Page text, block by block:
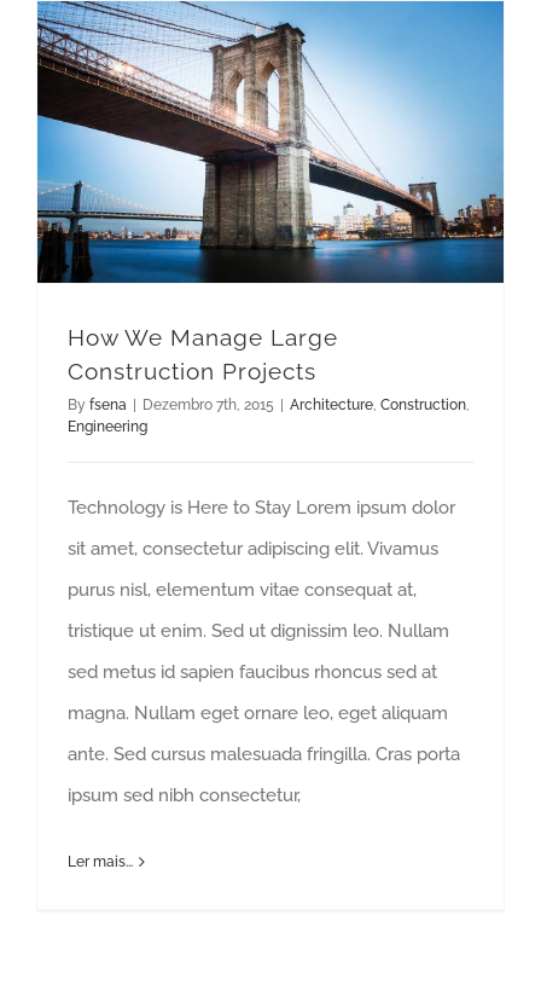
How We Manage Large
Construction Projects
By fsena | Dezembro 7th, 2015 | Architecture, Construction,
Engineering
Technology is Here to Stay Lorem ipsum dolor
sit amet, consectetur adipiscing elit. Vivamus
purus nisl, elementum vitae consequat at,
tristique ut enim. Sed ut dignissim leo. Nullam
sed metus id sapien faucibus rhoncus sed at
magna. Nullam eget ornare leo, eget aliquam
ante. Sed cursus malesuada fringilla. Cras porta
ipsum sed nibh consectetur,
Ler mais...